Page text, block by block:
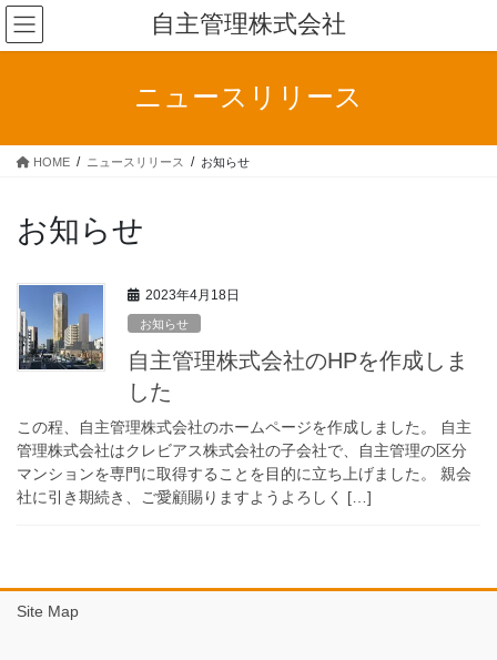
コ
ン
テ
ス
ナ
ビ
ゲ
ン
自主管理株式会社
ニュースリリース
HOME ニュースリリース お知らせ
お知らせ
2023年4月18日
お知らせ
自主管理株式会社のHPを作成しま
した
この程、自主管理株式会社のホームページを作成しました。 自主
管理株式会社はクレビアス株式会社の子会社で、自主管理の区分
マンションを専門に取得することを目的に立ち上げました。 親会
社に引き期続き、ご愛顧賜りますようよろしく […]
Site Map